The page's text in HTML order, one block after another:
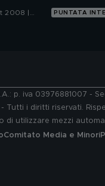
2008 |
PUNTATA
p. iva 03976881007 -
Tutti i diritti riservati.
utilizzare mezzi
Comitato Media e Minori